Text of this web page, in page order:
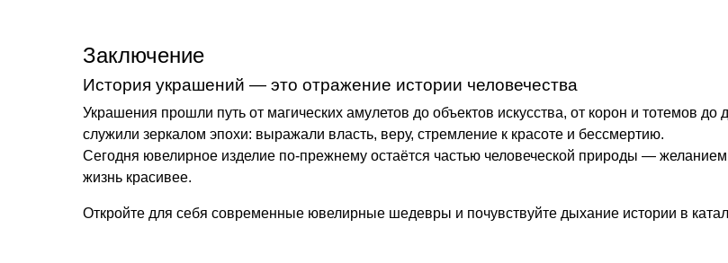
Заключение
История украшений — это отражение истории человечества
Украшения прошли путь от магических амулетов до объектов искусства, от корон и тотемов
служили зеркалом эпохи: выражали власть, веру, стремление к красоте и бессмертию.
Сегодня ювелирное изделие по-прежнему остаётся частью человеческой природы —
жизнь красивее.
Откройте для себя современные ювелирные шедевры и почувствуйте дыхание истории в